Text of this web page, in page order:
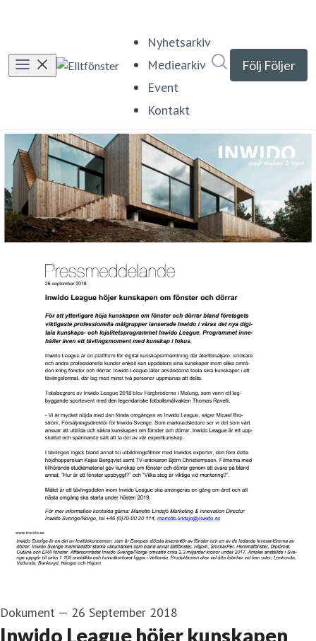
Nyhetsarkiv
Mediearkiv
Event
Kontakt
Följ Följer
Dokument — 26 September 2018
Inwido League höjer kunskapen